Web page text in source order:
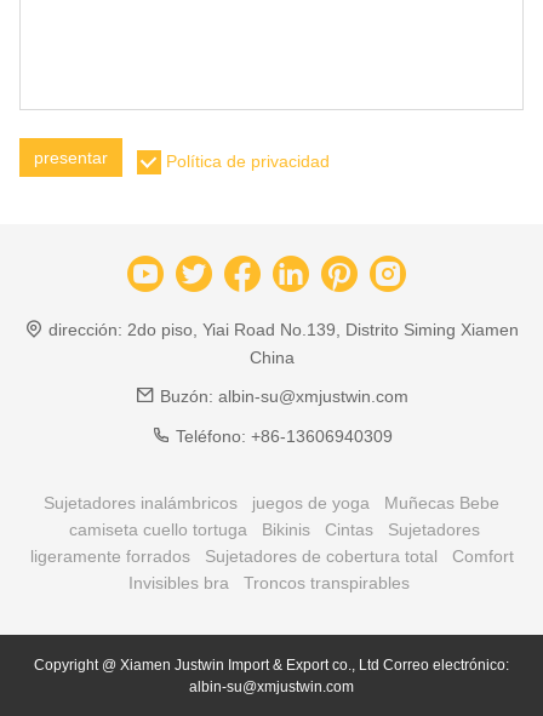
presentar Política de privacidad
dirección: 2do piso, Yiai Road No.139, Distrito Siming Xiamen
China
Buzón: albin-su@xmjustwin.com
Teléfono: +86-13606940309
Sujetadores inalámbricos juegos de yoga
Muñecas Bebe
camiseta cuello tortuga
Bikinis Cintas
Sujetadores
ligeramente forrados
Sujetadores de cobertura total
Comfort
Invisibles bra
Troncos transpirables
Copyright @ Xiamen Justwin Import & Export co., Ltd Correo electrónico:
albin-su@xmjustwin.com